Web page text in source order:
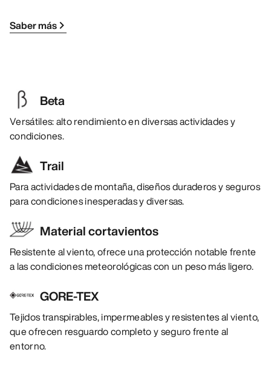
Saber más
Beta
Versátiles: alto rendimiento en diversas actividades y
condiciones.
Trail
Para actividades de montaña, diseños duraderos y seguros
para condiciones inesperadas y diversas.
Material cortavientos
Resistente al viento, ofrece una protección notable frente
a las condiciones meteorológicas con un peso más ligero.
GORE-TEX
Tejidos transpirables, impermeables y resistentes al viento,
que ofrecen resguardo completo y seguro frente al
entorno.